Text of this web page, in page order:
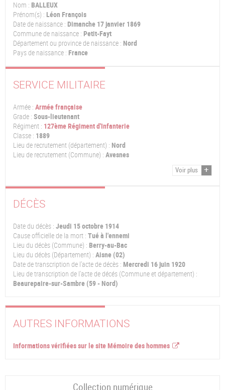
Nom : BALLEUX
Prénom(s) : Léon François
Date de naissance : Dimanche 17 janvier 1869
Commune de naissance : Petit-Fayt
Département ou province de naissance : Nord
Pays de naissance : France
SERVICE MILITAIRE
Armée : Armée française
Grade : Sous-lieutenant
Régiment : 127ème Régiment d'Infanterie
Classe : 1889
Lieu de recrutement (département) : Nord
Lieu de recrutement (Commune) : Avesnes
Voir plus
DÉCÈS
Date du décès : Jeudi 15 octobre 1914
Cause officielle de la mort : Tué à l'ennemi
Lieu du décès (Commune) : Berry-au-Bac
Lieu du décès (Département) : Aisne (02)
Date de transcription de l'acte de décès : Mercredi 16 juin 1920
Lieu de transcription de l'acte de décés (Commune et département) :
Beaurepaire-sur-Sambre (59 - Nord)
AUTRES INFORMATIONS
Informations vérifiées sur le site Mémoire des hommes
Collection numérique